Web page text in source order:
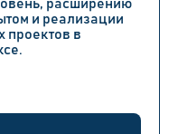
расширению
и реализации
проектов в